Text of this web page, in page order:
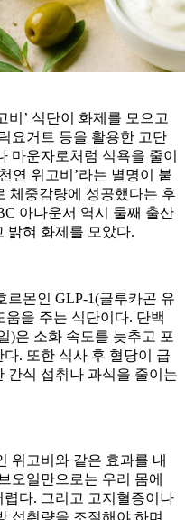
비’ 식단이 화제를 모으고
요거트 등을 활용한 고단
마운자로처럼 식욕을 줄이
연 위고비’라는 별명이 붙
체중감량에 성공했다는 후
아나운서 역시 둘째 출산
밝혀 화제를 모았다.
르몬인 GLP-1(글루카곤 유
을 주는 식단이다. 단백
)은 소화 속도를 늦추고 포
. 또한 식사 후 혈당이 급
간식 섭취나 과식을 줄이는
위고비와 같은 효과를 내
오일만으로는 우리 몸에
다. 그리고 고지혈증이나